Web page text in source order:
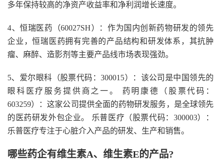
多年保持较高的净资产收益率和净利润增长速度。
4、恒瑞医药（60027SH）：作为国内创新药物研发的领先
企业，恒瑞医药拥有完善的产品结构和研发体系，其抗肿
瘤、麻醉、造影剂等主要产品线市场表现强劲。
5、爱尔眼科（股票代码：300015）：该公司是中国领先的
眼科医疗服务提供商之一。 药明康德（股票代码：
603259）：这家公司提供全面的药物研发服务，是全球领先
的医药研发外包企业。 乐普医疗（股票代码：300003）：
乐普医疗专注于心脏介入产品的研发、生产和销售。
哪些药企有维生素A、维生素E的产品?